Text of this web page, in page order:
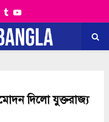
TumblrYoutube
দিলো যুক্তরাজ্য